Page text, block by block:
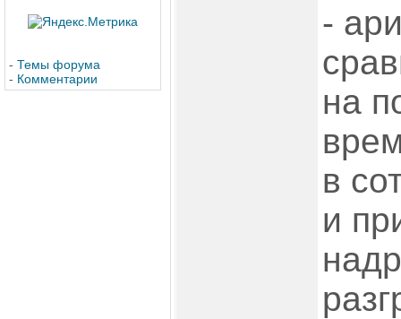
- Темы форума
- Комментарии
-
на
в
и